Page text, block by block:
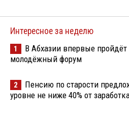
Интересное за неделю
1
В Абхазии впервые
молодёжный форум
2
Пенсию по старости
уровне не ниже 40% от